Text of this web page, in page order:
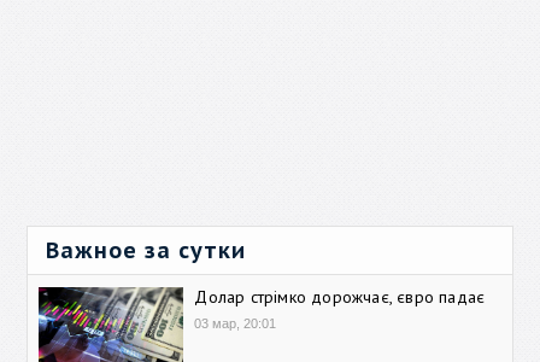
Важное за сутки
Долар стрімко дорожчає, євро падає
03 мар, 20:01